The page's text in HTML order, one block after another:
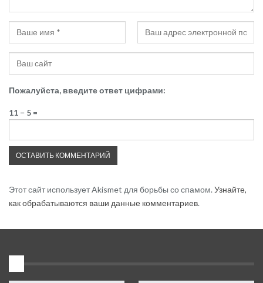
Пожалуйста, введите ответ цифрами:
11 − 5 =
Этот сайт использует Akismet для борьбы со спамом. Узнайте,
как обрабатываются ваши данные комментариев.